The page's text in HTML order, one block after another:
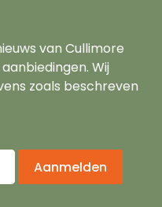
van Cullimore
Wij
zoals beschreven
Aanmelden